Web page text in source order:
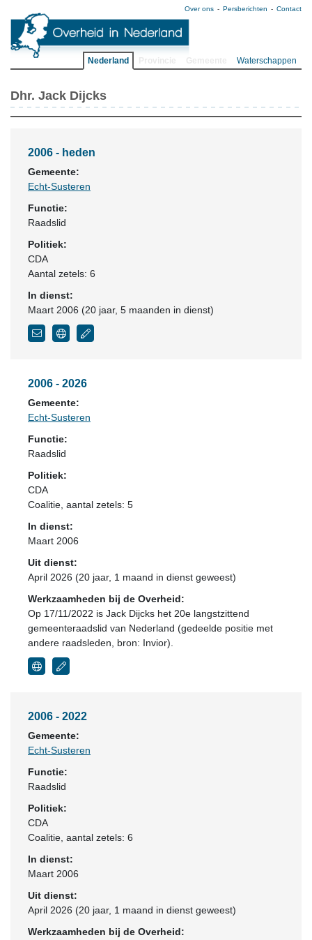
Over ons Persberichten Contact
Nederland Waterschappen
Dhr. Jack Dijcks
2006 - heden
Gemeente:
Echt-Susteren
Functie:
Raadslid
Politiek:
CDA
Aantal zetels: 6
In dienst:
Maart 2006 (20 jaar, 5 maanden in dienst)
2006 - 2026
Gemeente:
Echt-Susteren
Functie:
Raadslid
Politiek:
CDA
Coalitie , aantal zetels: 5
In dienst:
Maart 2006
Uit dienst:
April 2026 (20 jaar, 1 maand in dienst geweest)
Werkzaamheden bij de Overheid:
Op 17/11/2022 is Jack Dijcks het 20e langstzittend
gemeenteraadslid van Nederland (gedeelde positie met
andere raadsleden, bron: Invior).
2006 - 2022
Gemeente:
Echt-Susteren
Functie:
Raadslid
Politiek:
CDA
Coalitie , aantal zetels: 6
In dienst:
Maart 2006
Uit dienst:
April 2026 (20 jaar, 1 maand in dienst geweest)
Werkzaamheden bij de Overheid: